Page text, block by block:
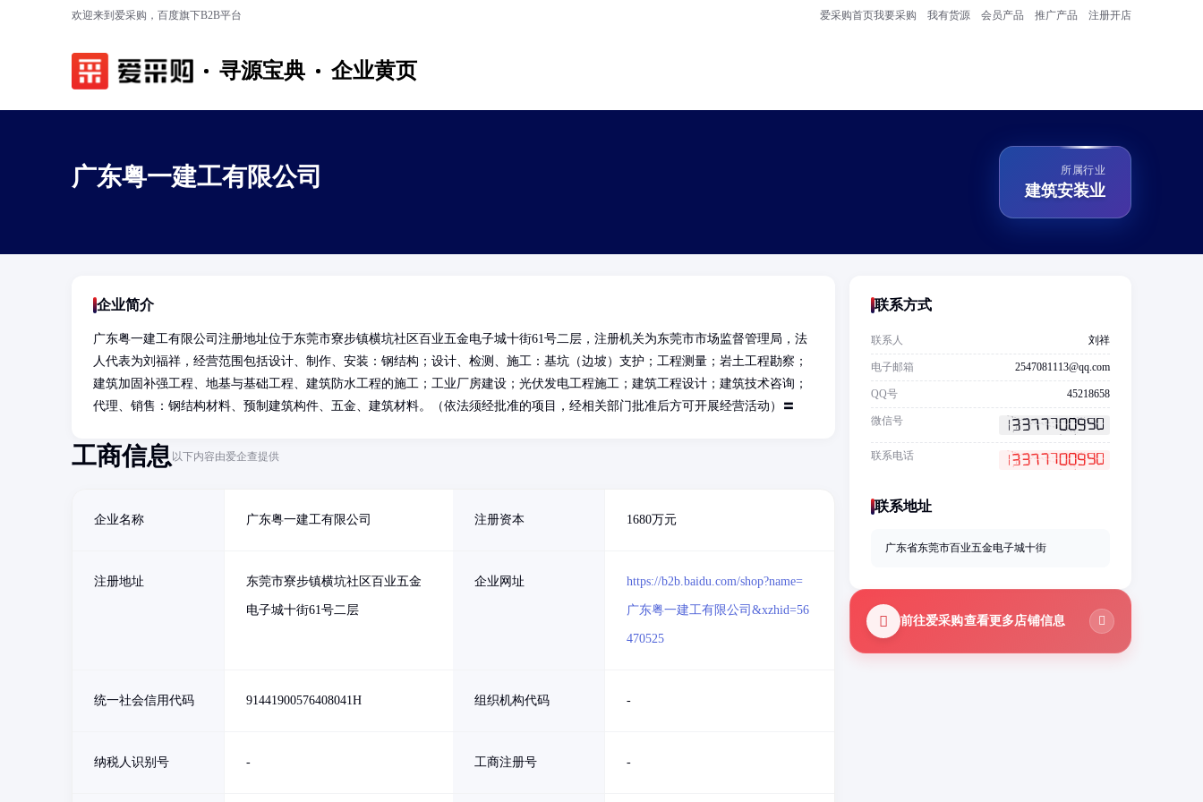
欢迎来到爱采购，百度旗下B2B平台 爱采购首页我要采购 我有货源 会员产品 推广产品 注册开店
寻源宝典 企业黄页
广东粤一建工有限公司 所属行业
建筑安装业
企业简介
广东粤一建工有限公司注册地址位于东莞市寮步镇横坑社区百业五金电子城十街61号二层，注册机关为东莞市市场监督管理局，法
人代表为刘福祥，经营范围包括设计、制作、安装：钢结构；设计、检测、施工：基坑（边坡）支护；工程测量；岩土工程勘察；
建筑加固补强工程、地基与基础工程、建筑防水工程的施工；工业厂房建设；光伏发电工程施工；建筑工程设计；建筑技术咨询；
代理、销售：钢结构材料、预制建筑构件、五金、建筑材料。（依法须经批准的项目，经相关部门批准后方可开展经营活动）〓
工商信息以下内容由爱企查提供
企业名称 广东粤一建工有限公司 注册资本 1680万元
注册地址 东莞市寮步镇横坑社区百业五金
电子城十街61号二层
企业网址 https://b2b.baidu.com/shop?name=
广东粤一建工有限公司&xzhid=56
470525
统一社会信用代码 91441900576408041H 组织机构代码 -
纳税人识别号 - 工商注册号 -
联系方式
联系人 刘祥
电子邮箱 2547081113@qq.com
QQ号 45218658
微信号
联系电话
联系地址
广东省东莞市百业五金电子城十街
前往爱采购查看更多店铺信息